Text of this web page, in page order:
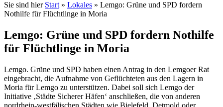
Sie sind hier Start » Lokales » Lemgo: Grüne und SPD fordern
Nothilfe für Flüchtlinge in Moria
Lemgo: Grüne und SPD fordern Nothilfe
für Flüchtlinge in Moria
Lemgo. Grüne und SPD haben einen Antrag in den Lemgoer Rat
eingebracht, die Aufnahme von Geflüchteten aus den Lagern in
Moria für Lemgo zu unterstützen. Dabei soll sich Lemgo der
Initiative ‚Städte Sicherer Häfen‘ anschließen, die von anderen
nordrhein-westfälischen Städten wie Bielefeld, Detmold oder